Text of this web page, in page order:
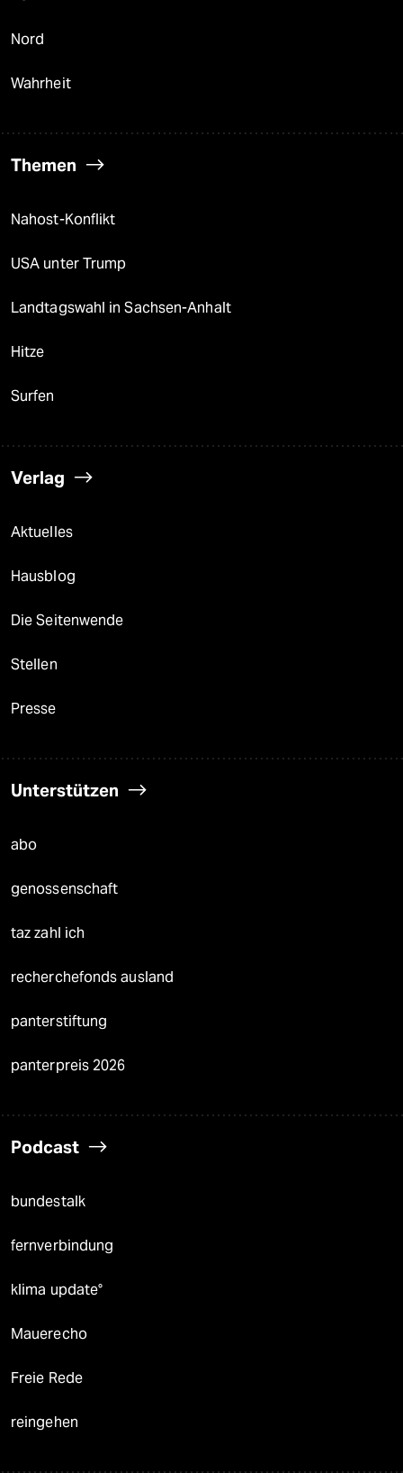
Nord
Wahrheit
Themen
Nahost-Konflikt
USA unter Trump
Landtagswahl in Sachsen-Anhalt
Hitze
Surfen
Verlag
Aktuelles
Hausblog
Die Seitenwende
Stellen
Presse
Unterstützen
abo
genossenschaft
taz zahl ich
recherchefonds ausland
panterstiftung
panterpreis 2026
Podcast
bundestalk
fernverbindung
klima update°
Mauerecho
Freie Rede
reingehen